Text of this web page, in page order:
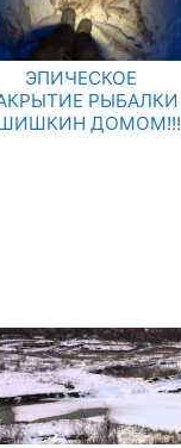
ЭПИЧЕСКОЕ
РЫБАЛКИ
ДОМОМ!!!